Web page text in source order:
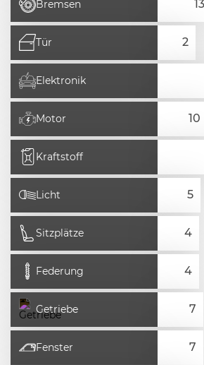
Bremsen
Tür
Elektronik
Motor
Kraftstoff
Licht
Sitzplätze
Federung
Getriebe
Fenster